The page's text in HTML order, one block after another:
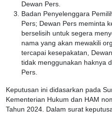
Dewan Pers.
Badan Penyelenggara
Pers; Dewan Pers meminta
berselisih untuk segera
nama yang akan mewakili
tercapai kesepakatan,
tidak menggunakan haknya
Pers.
Keputusan ini didasarkan pada
Kementerian Hukum dan HAM
Tahun 2024. Dalam surat